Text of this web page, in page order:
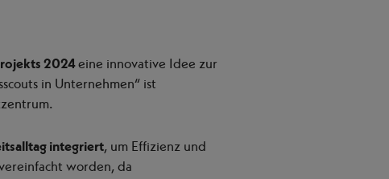
2024eine innovative Idee zur
in Unternehmen“ ist
integriert, um Effizienz und
worden, da